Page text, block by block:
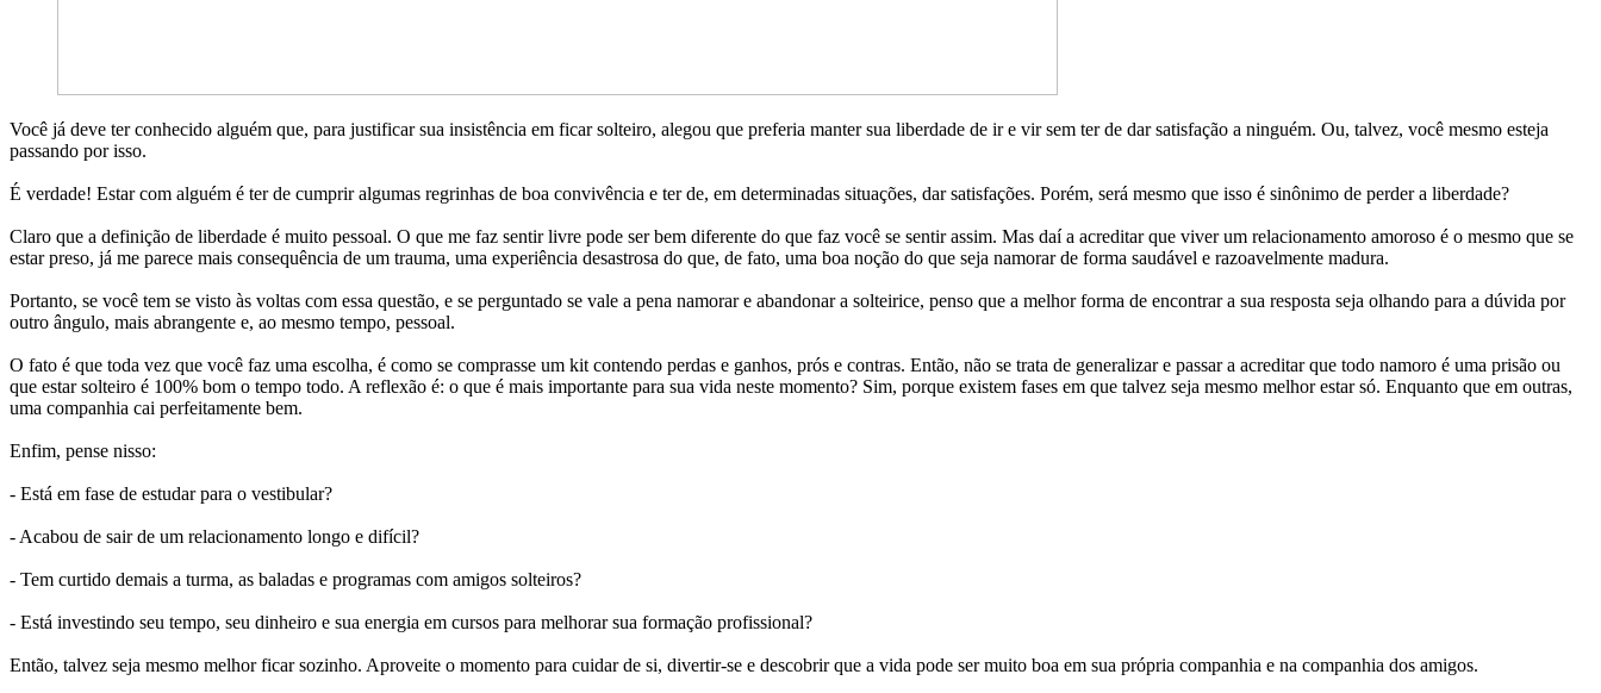
Você já deve ter conhecido alguém que, para justificar sua insistência em ficar solteiro, alegou que preferia manter sua liberdade de ir e vir sem ter de dar satisfação a ninguém. Ou, talvez, você mesmo esteja
passando por isso.
É verdade! Estar com alguém é ter de cumprir algumas regrinhas de boa convivência e ter de, em determinadas situações, dar satisfações. Porém, será mesmo que isso é sinônimo de perder a liberdade?
Claro que a definição de liberdade é muito pessoal. O que me faz sentir livre pode ser bem diferente do que faz você se sentir assim. Mas daí a acreditar que viver um relacionamento amoroso é o mesmo que se
estar preso, já me parece mais consequência de um trauma, uma experiência desastrosa do que, de fato, uma boa noção do que seja namorar de forma saudável e razoavelmente madura.
Portanto, se você tem se visto às voltas com essa questão, e se perguntado se vale a pena namorar e abandonar a solteirice, penso que a melhor forma de encontrar a sua resposta seja olhando para a dúvida por
outro ângulo, mais abrangente e, ao mesmo tempo, pessoal.
O fato é que toda vez que você faz uma escolha, é como se comprasse um kit contendo perdas e ganhos, prós e contras. Então, não se trata de generalizar e passar a acreditar que todo namoro é uma prisão ou
que estar solteiro é 100% bom o tempo todo. A reflexão é: o que é mais importante para sua vida neste momento? Sim, porque existem fases em que talvez seja mesmo melhor estar só. Enquanto que em outras,
uma companhia cai perfeitamente bem.
Enfim, pense nisso:
- Está em fase de estudar para o vestibular?
- Acabou de sair de um relacionamento longo e difícil?
- Tem curtido demais a turma, as baladas e programas com amigos solteiros?
- Está investindo seu tempo, seu dinheiro e sua energia em cursos para melhorar sua formação profissional?
Então, talvez seja mesmo melhor ficar sozinho. Aproveite o momento para cuidar de si, divertir-se e descobrir que a vida pode ser muito boa em sua própria companhia e na companhia dos amigos.